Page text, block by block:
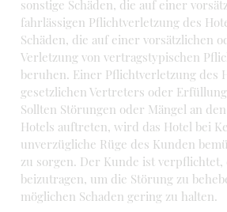
sonstige Schäden, die auf einer
fahrlässigen Pflichtverletzung des
Schäden, die auf einer vorsätzlichen
Verletzung von vertragstypischen
beruhen. Einer Pflichtverletzung des
gesetzlichen Vertreters oder
Sollten Störungen oder Mängel an
Hotels auftreten, wird das Hotel bei
unverzügliche Rüge des Kunden
zu sorgen. Der Kunde ist verpflichtet,
beizutragen, um die Störung zu
möglichen Schaden gering zu halten.